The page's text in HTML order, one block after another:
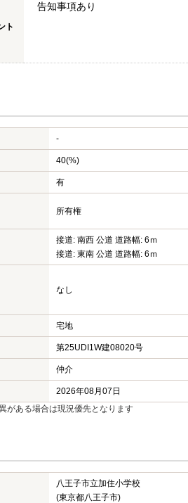
ト
告知事項あり
-
40(%)
有
所有権
接道: 南西 公道 道路幅: 6ｍ
接道: 東南 公道 道路幅: 6ｍ
なし
宅地
第25UDI1W建08020号
仲介
2026年08月07日
がある場合は現況優先となります
八王子市立加住小学校
(東京都八王子市)